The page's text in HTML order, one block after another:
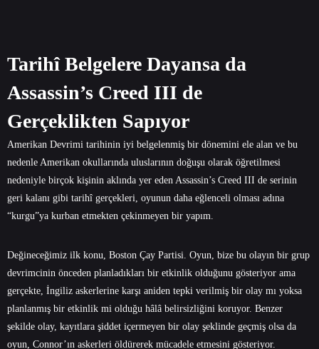
Tarihî Belgelere Dayansa da
Assassin’s Creed III de
Gerçeklikten Sapıyor
Amerikan Devrimi tarihinin iyi belgelenmiş bir dönemini ele alan ve bu
nedenle Amerikan okullarında uluslarının doğuşu olarak öğretilmesi
nedeniyle birçok kişinin aklında yer eden Assassin’s Creed III de serinin
geri kalanı gibi tarihî gerçekleri, oyunun daha eğlenceli olması adına
“kurgu”ya kurban etmekten çekinmeyen bir yapım.
Değineceğimiz ilk konu, Boston Çay Partisi. Oyun, bize bu olayın bir grup
devrimcinin önceden planladıkları bir etkinlik olduğunu gösteriyor ama
gerçekte, İngiliz askerlerine karşı aniden tepki verilmiş bir olay mı yoksa
planlanmış bir etkinlik mi olduğu hâlâ belirsizliğini koruyor. Benzer
şekilde olay, kayıtlara şiddet içermeyen bir olay şeklinde geçmiş olsa da
oyun, Connor’ın askerleri öldürerek mücadele etmesini gösteriyor.